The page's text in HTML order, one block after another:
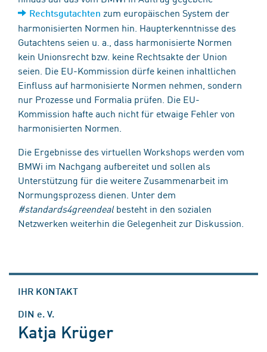
Rechtsgutachten zum europäischen System der
harmonisierten Normen hin. Haupterkenntnisse des
Gutachtens seien u. a., dass harmonisierte Normen
kein Unionsrecht bzw. keine Rechtsakte der Union
seien. Die EU-Kommission dürfe keinen inhaltlichen
Einfluss auf harmonisierte Normen nehmen, sondern
nur Prozesse und Formalia prüfen. Die EU-
Kommission hafte auch nicht für etwaige Fehler von
harmonisierten Normen.
Die Ergebnisse des virtuellen Workshops werden vom
BMWi im Nachgang aufbereitet und sollen als
Unterstützung für die weitere Zusammenarbeit im
Normungsprozess dienen. Unter dem
#standards4greendealbesteht in den sozialen
Netzwerken weiterhin die Gelegenheit zur Diskussion.
IHR KONTAKT
DIN e. V.
Katja Krüger